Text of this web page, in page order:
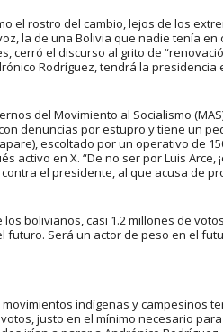
el rostro del cambio, lejos de los
la de una Bolivia que nadie tenía en
cerró el discurso al grito de
Rodríguez, tendrá la presidencia
del Movimiento al Socialismo
denuncias por estupro y tiene un
escoltado por un operativo de
activo en X. “De no ser por Luis Arce,
el presidente, al que acusa de
bolivianos, casi 1.2 millones de
Será un actor de peso en el
indígenas y campesinos
justo en el mínimo necesario